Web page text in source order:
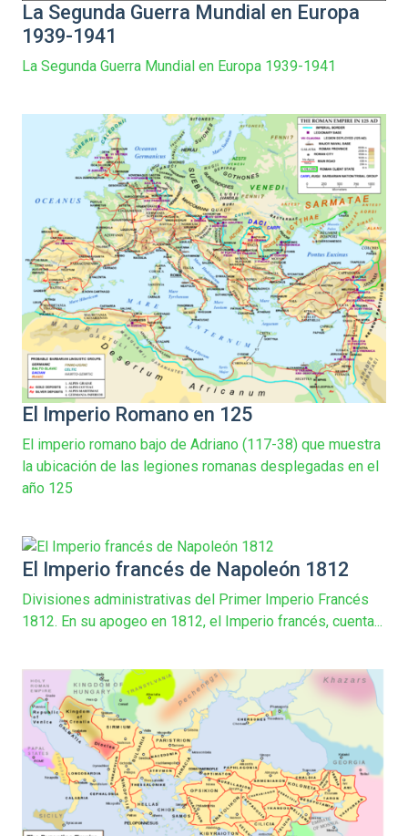
La Segunda Guerra Mundial en Europa
1939-1941
La Segunda Guerra Mundial en Europa 1939-1941
El Imperio Romano en 125
El imperio romano bajo de Adriano (117-38) que muestra
la ubicación de las legiones romanas desplegadas en el
año 125
El Imperio francés de Napoleón 1812
Divisiones administrativas del Primer Imperio Francés
1812. En su apogeo en 1812, el Imperio francés, cuenta...